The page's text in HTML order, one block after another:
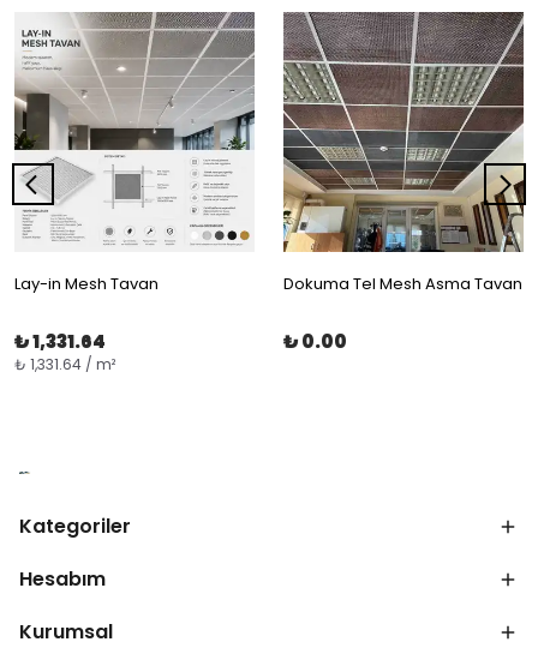
Lay-in Mesh Tavan
₺ 1,331.64
₺ 1,331.64 / m²
Dokuma Tel Mesh Asma Tavan
₺ 0.00
Kategoriler
Hesabım
Kurumsal